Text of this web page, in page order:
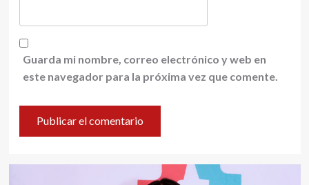
Guarda mi nombre, correo electrónico y web en
este navegador para la próxima vez que comente.